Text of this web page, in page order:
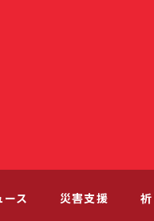
ース 災害支援